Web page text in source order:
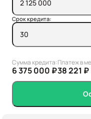
Срок кредита:
Сумма кредита:
6 375 000 ₽
Платеж в
38 221 ₽